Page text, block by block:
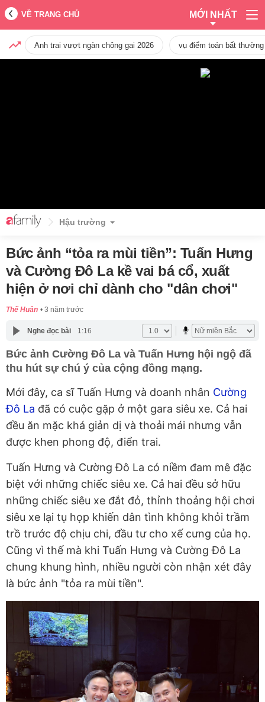
VỀ TRANG CHỦ MỚI NHẤT
Anh trai vượt ngàn chông gai 2026 vụ điểm toán bất
Hậu trường
Bức ảnh “tỏa ra mùi tiền”: Tuấn Hưng
và Cường Đô La kề vai bá cổ, xuất
hiện ở nơi chỉ dành cho "dân chơi"
Thế Huân 3 năm trước
Nghe đọc bài 1:16
Bức ảnh Cường Đô La và Tuấn Hưng hội ngộ đã
thu hút sự chú ý của cộng đồng mạng.
Mới đây, ca sĩ Tuấn Hưng và doanh nhân Cường
Đô La đã có cuộc gặp ở một gara siêu xe. Cả hai
đều ăn mặc khá giản dị và thoải mái nhưng vẫn
được khen phong độ, điển trai.
Tuấn Hưng và Cường Đô La có niềm đam mê đặc
biệt với những chiếc siêu xe. Cả hai đều sở hữu
những chiếc siêu xe đắt đỏ, thỉnh thoảng hội chơi
siêu xe lại tụ họp khiến dân tình không khỏi trầm
trồ trước độ chịu chi, đầu tư cho xế cưng của họ.
Cũng vì thế mà khi Tuấn Hưng và Cường Đô La
chung khung hình, nhiều người còn nhận xét đây
là bức ảnh "tỏa ra mùi tiền".